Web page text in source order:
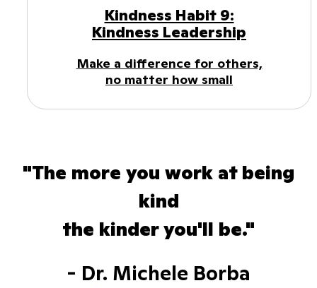
Kindness Habit 9:
Kindness Leadership
Make a difference for others,
no matter how small
"The more you work at being
kind
the kinder you'll be."
- Dr. Michele Borba